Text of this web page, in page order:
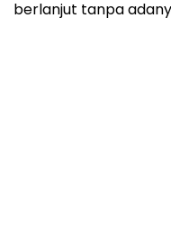
berlanjut tanpa